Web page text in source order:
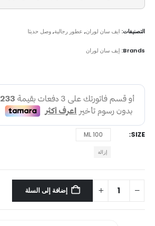
التصنيفات: ايف سان لوران, عطور رجالية,وصل حديثا
Brands: إيف سان لوران
SIZE
100 ML
إزالة
إضافة إلى السلة